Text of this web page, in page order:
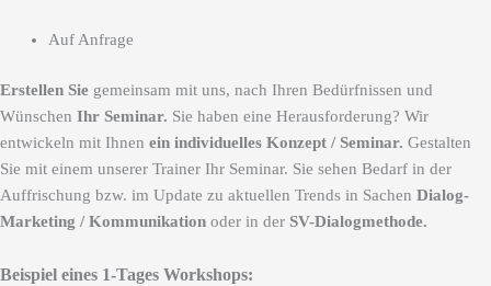
Auf Anfrage
Erstellen Sie gemeinsam mit uns, nach Ihren Bedürfnissen und
Wünschen Ihr Seminar. Sie haben eine Herausforderung? Wir
entwickeln mit Ihnen ein individuelles Konzept / Seminar. Gestalten
Sie mit einem unserer Trainer Ihr Seminar. Sie sehen Bedarf in der
Auffrischung bzw. im Update zu aktuellen Trends in Sachen Dialog-
Marketing / Kommunikation oder in der SV-Dialogmethode.
Beispiel eines 1-Tages Workshops: